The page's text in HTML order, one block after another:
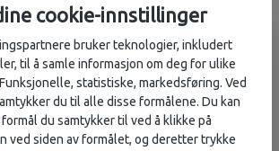
med plass til telefon
deksel og trykknapp
HeavyDuty Eco S (65 % resirkulert
bomull)
cookie-innstillinger
bruker teknologier, inkludert
til å samle informasjon om deg for ulike
statistiske, markedsføring. Ved
du til alle disse formålene. Du kan
du samtykker til ved å klikke på
ved siden av formålet, og deretter trykke